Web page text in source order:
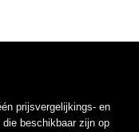
prijsvergelijkings- en
beschikbaar zijn op